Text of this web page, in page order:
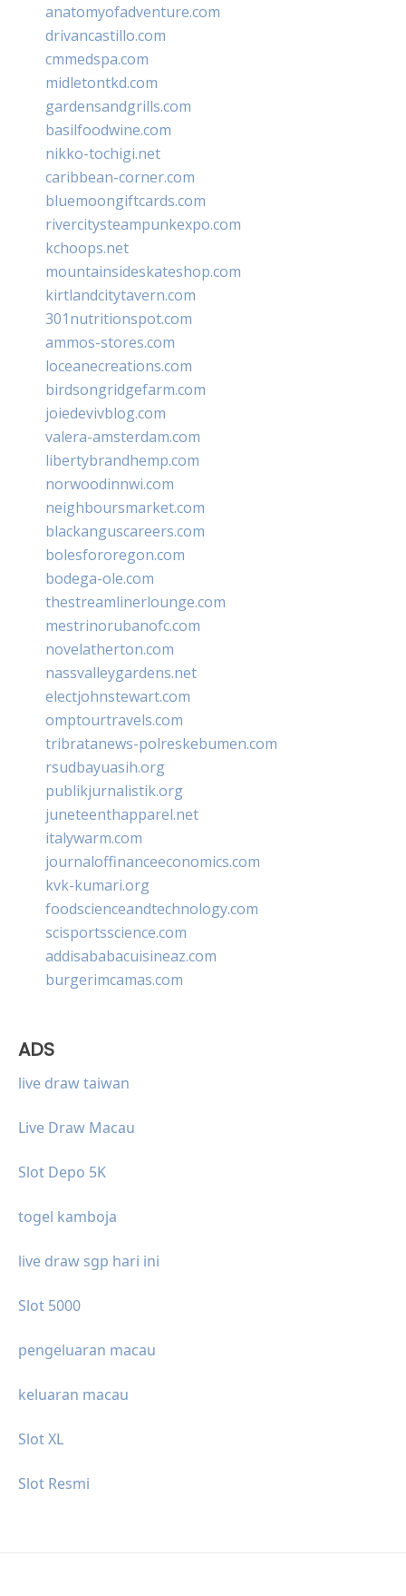
anatomyofadventure.com
drivancastillo.com
cmmedspa.com
midletontkd.com
gardensandgrills.com
basilfoodwine.com
nikko-tochigi.net
caribbean-corner.com
bluemoongiftcards.com
rivercitysteampunkexpo.com
kchoops.net
mountainsideskateshop.com
kirtlandcitytavern.com
301nutritionspot.com
ammos-stores.com
loceanecreations.com
birdsongridgefarm.com
joiedevivblog.com
valera-amsterdam.com
libertybrandhemp.com
norwoodinnwi.com
neighboursmarket.com
blackanguscareers.com
bolesfororegon.com
bodega-ole.com
thestreamlinerlounge.com
mestrinorubanofc.com
novelatherton.com
nassvalleygardens.net
electjohnstewart.com
omptourtravels.com
tribratanews-polreskebumen.com
rsudbayuasih.org
publikjurnalistik.org
juneteenthapparel.net
italywarm.com
journaloffinanceeconomics.com
kvk-kumari.org
foodscienceandtechnology.com
scisportsscience.com
addisababacuisineaz.com
burgerimcamas.com
ADS
live draw taiwan
Live Draw Macau
Slot Depo 5K
togel kamboja
live draw sgp hari ini
Slot 5000
pengeluaran macau
keluaran macau
Slot XL
Slot Resmi